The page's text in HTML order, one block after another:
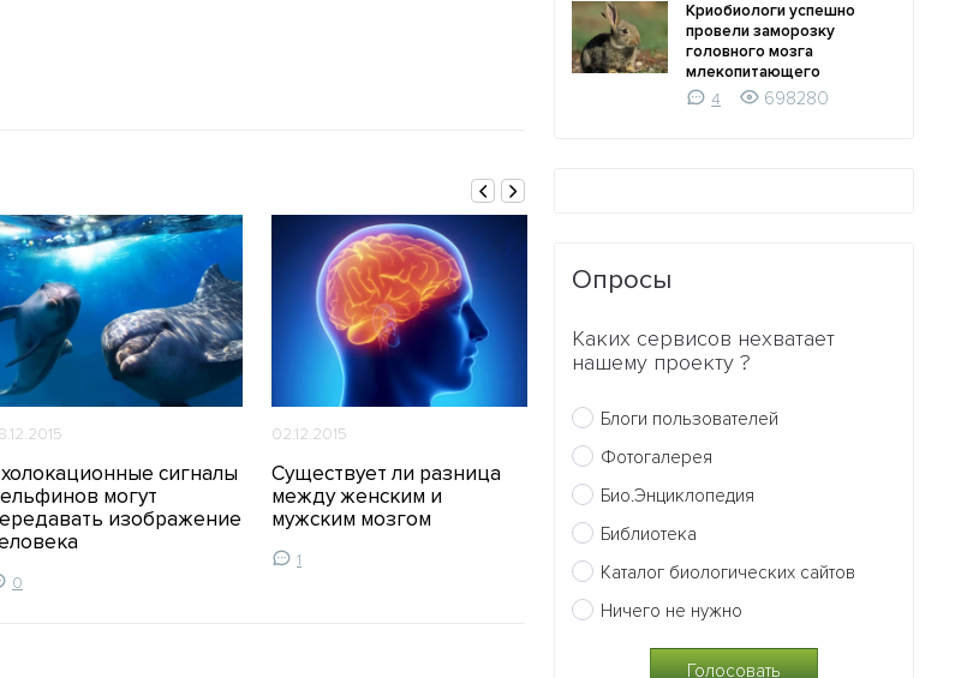
сигналы
могут
изображение
0
02.12.2015
Существует ли разница
между женским и
мужским мозгом
1
27.11.2015
У рыб есть сознание
Криобиологи успешно
провели заморозку
головного мозга
млекопитающего
4
698280
Опросы
Каких сервисов нехватает
нашему проекту ?
Блоги пользователей
Фотогалерея
Био.Энциклопедия
Библиотека
Каталог биологических сайтов
Ничего не нужно